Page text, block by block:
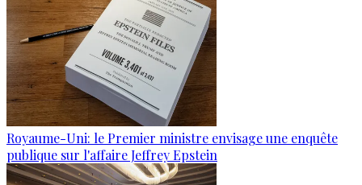
Royaume-Uni: le Premier ministre envisage une enquête
publique sur l'affaire Jeffrey Epstein